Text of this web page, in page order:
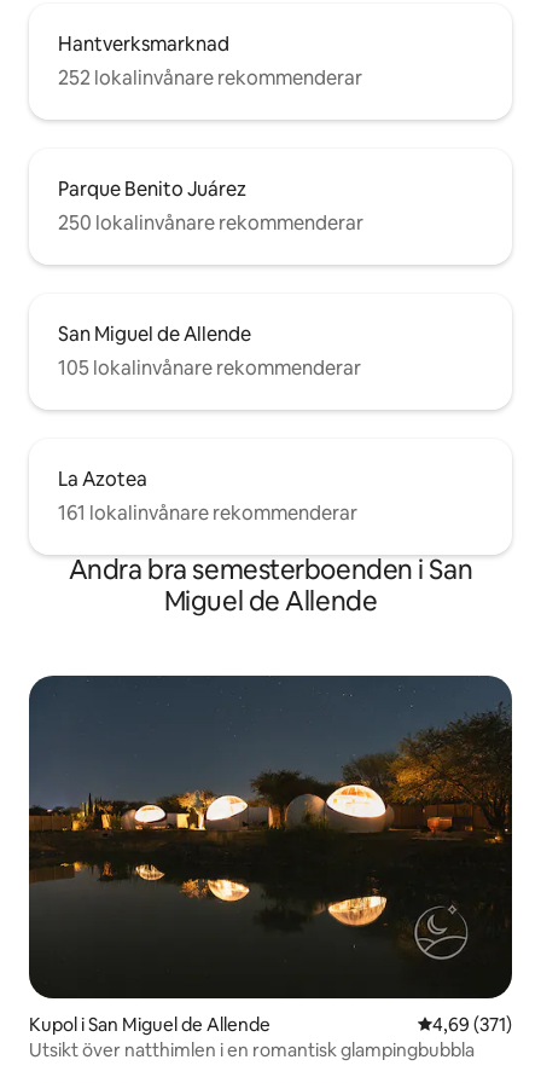
Hantverksmarknad
252 lokalinvånare rekommenderar
Parque Benito Juárez
250 lokalinvånare rekommenderar
San Miguel de Allende
105 lokalinvånare rekommenderar
La Azotea
161 lokalinvånare rekommenderar
Andra bra semesterboenden i San
Miguel de Allende
Kupol i San Miguel de Allende 4,69 av 5 i
4,69 (371)
Utsikt över natthimlen i en romantisk glampingbubbla